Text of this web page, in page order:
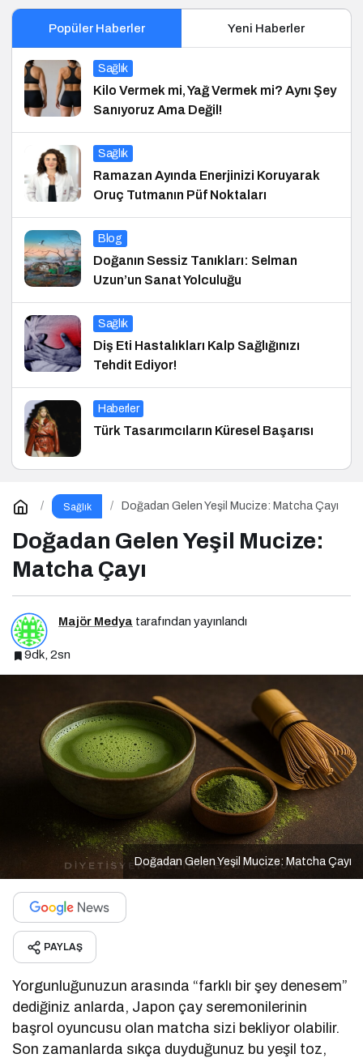
Popüler Haberler Yeni Haberler
Sağlık
Kilo Vermek mi, Yağ Vermek mi? Aynı Şey
Sanıyoruz Ama Değil!
Sağlık
Ramazan Ayında Enerjinizi Koruyarak
Oruç Tutmanın Püf Noktaları
Blog
Doğanın Sessiz Tanıkları: Selman
Uzun’un Sanat Yolculuğu
Sağlık
Diş Eti Hastalıkları Kalp Sağlığınızı
Tehdit Ediyor!
Haberler
Türk Tasarımcıların Küresel Başarısı
Sağlık Doğadan Gelen Yeşil Mucize: Matcha Çayı
Doğadan Gelen Yeşil Mucize:
Matcha Çayı
Majör Medya tarafından yayınlandı
9dk, 2sn
Doğadan Gelen Yeşil Mucize: Matcha Çayı
PAYLAŞ
Yorgunluğunuzun arasında “farklı bir şey denesem”
dediğiniz anlarda, Japon çay seremonilerinin
başrol oyuncusu olan matcha sizi bekliyor olabilir.
Son zamanlarda sıkça duyduğunuz bu yeşil toz,